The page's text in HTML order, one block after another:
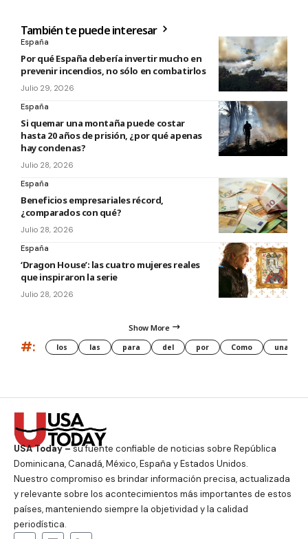
También te puede interesar
España
Por qué España debería invertir mucho en
prevenir incendios, no sólo en combatirlos
Julio 29, 2026
España
Si quemar una montaña puede costar
hasta 20 años de prisión, ¿por qué apenas
hay condenas?
Julio 28, 2026
España
Beneficios empresariales récord,
¿comparados con qué?
Julio 28, 2026
España
‘Dragon House’: las cuatro mujeres reales
que inspiraron la serie
Julio 28, 2026
Show More
#: los las para del por Como una
USA Today –su fuente confiable de noticias sobre República
Dominicana, Canadá, México, España y Estados Unidos.
Nuestro compromiso es brindar información precisa, actualizada
y relevante sobre los acontecimientos más importantes de estos
países, manteniendo siempre la objetividad y la calidad
periodística.